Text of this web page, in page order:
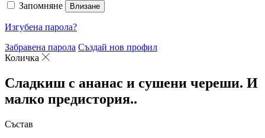
Запомняне Влизане
Изгубена парола?
Забравена парола Създай нов профил
Количка
Сладкиш с ананас и сушени череши. И
малко предистория..
Състав